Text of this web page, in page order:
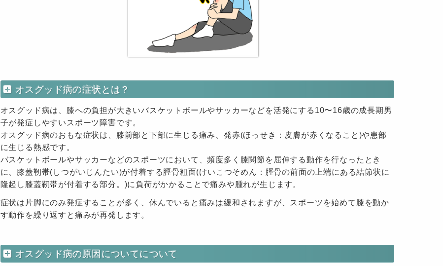
オスグッド病の症状とは？
オスグッド病は、膝への負担が大きいバスケットボールやサッカーなどを活発にする10〜16歳の成長期男
子が発症しやすいスポーツ障害です。
オスグッド病のおもな症状は、膝前部と下部に生じる痛み、発赤(ほっせき：皮膚が赤くなること)や患部
に生じる熱感です。
バスケットボールやサッカーなどのスポーツにおいて、頻度多く膝関節を屈伸する動作を行なったとき
に、膝蓋靭帯(しつがいじんたい)が付着する脛骨粗面(けいこつそめん：脛骨の前面の上端にある結節状に
隆起し膝蓋靭帯が付着する部分。)に負荷がかかることで痛みや腫れが生じます。
症状は片脚にのみ発症することが多く、休んでいると痛みは緩和されますが、スポーツを始めて膝を動か
す動作を繰り返すと痛みが再発します。
オスグッド病の原因についてについて